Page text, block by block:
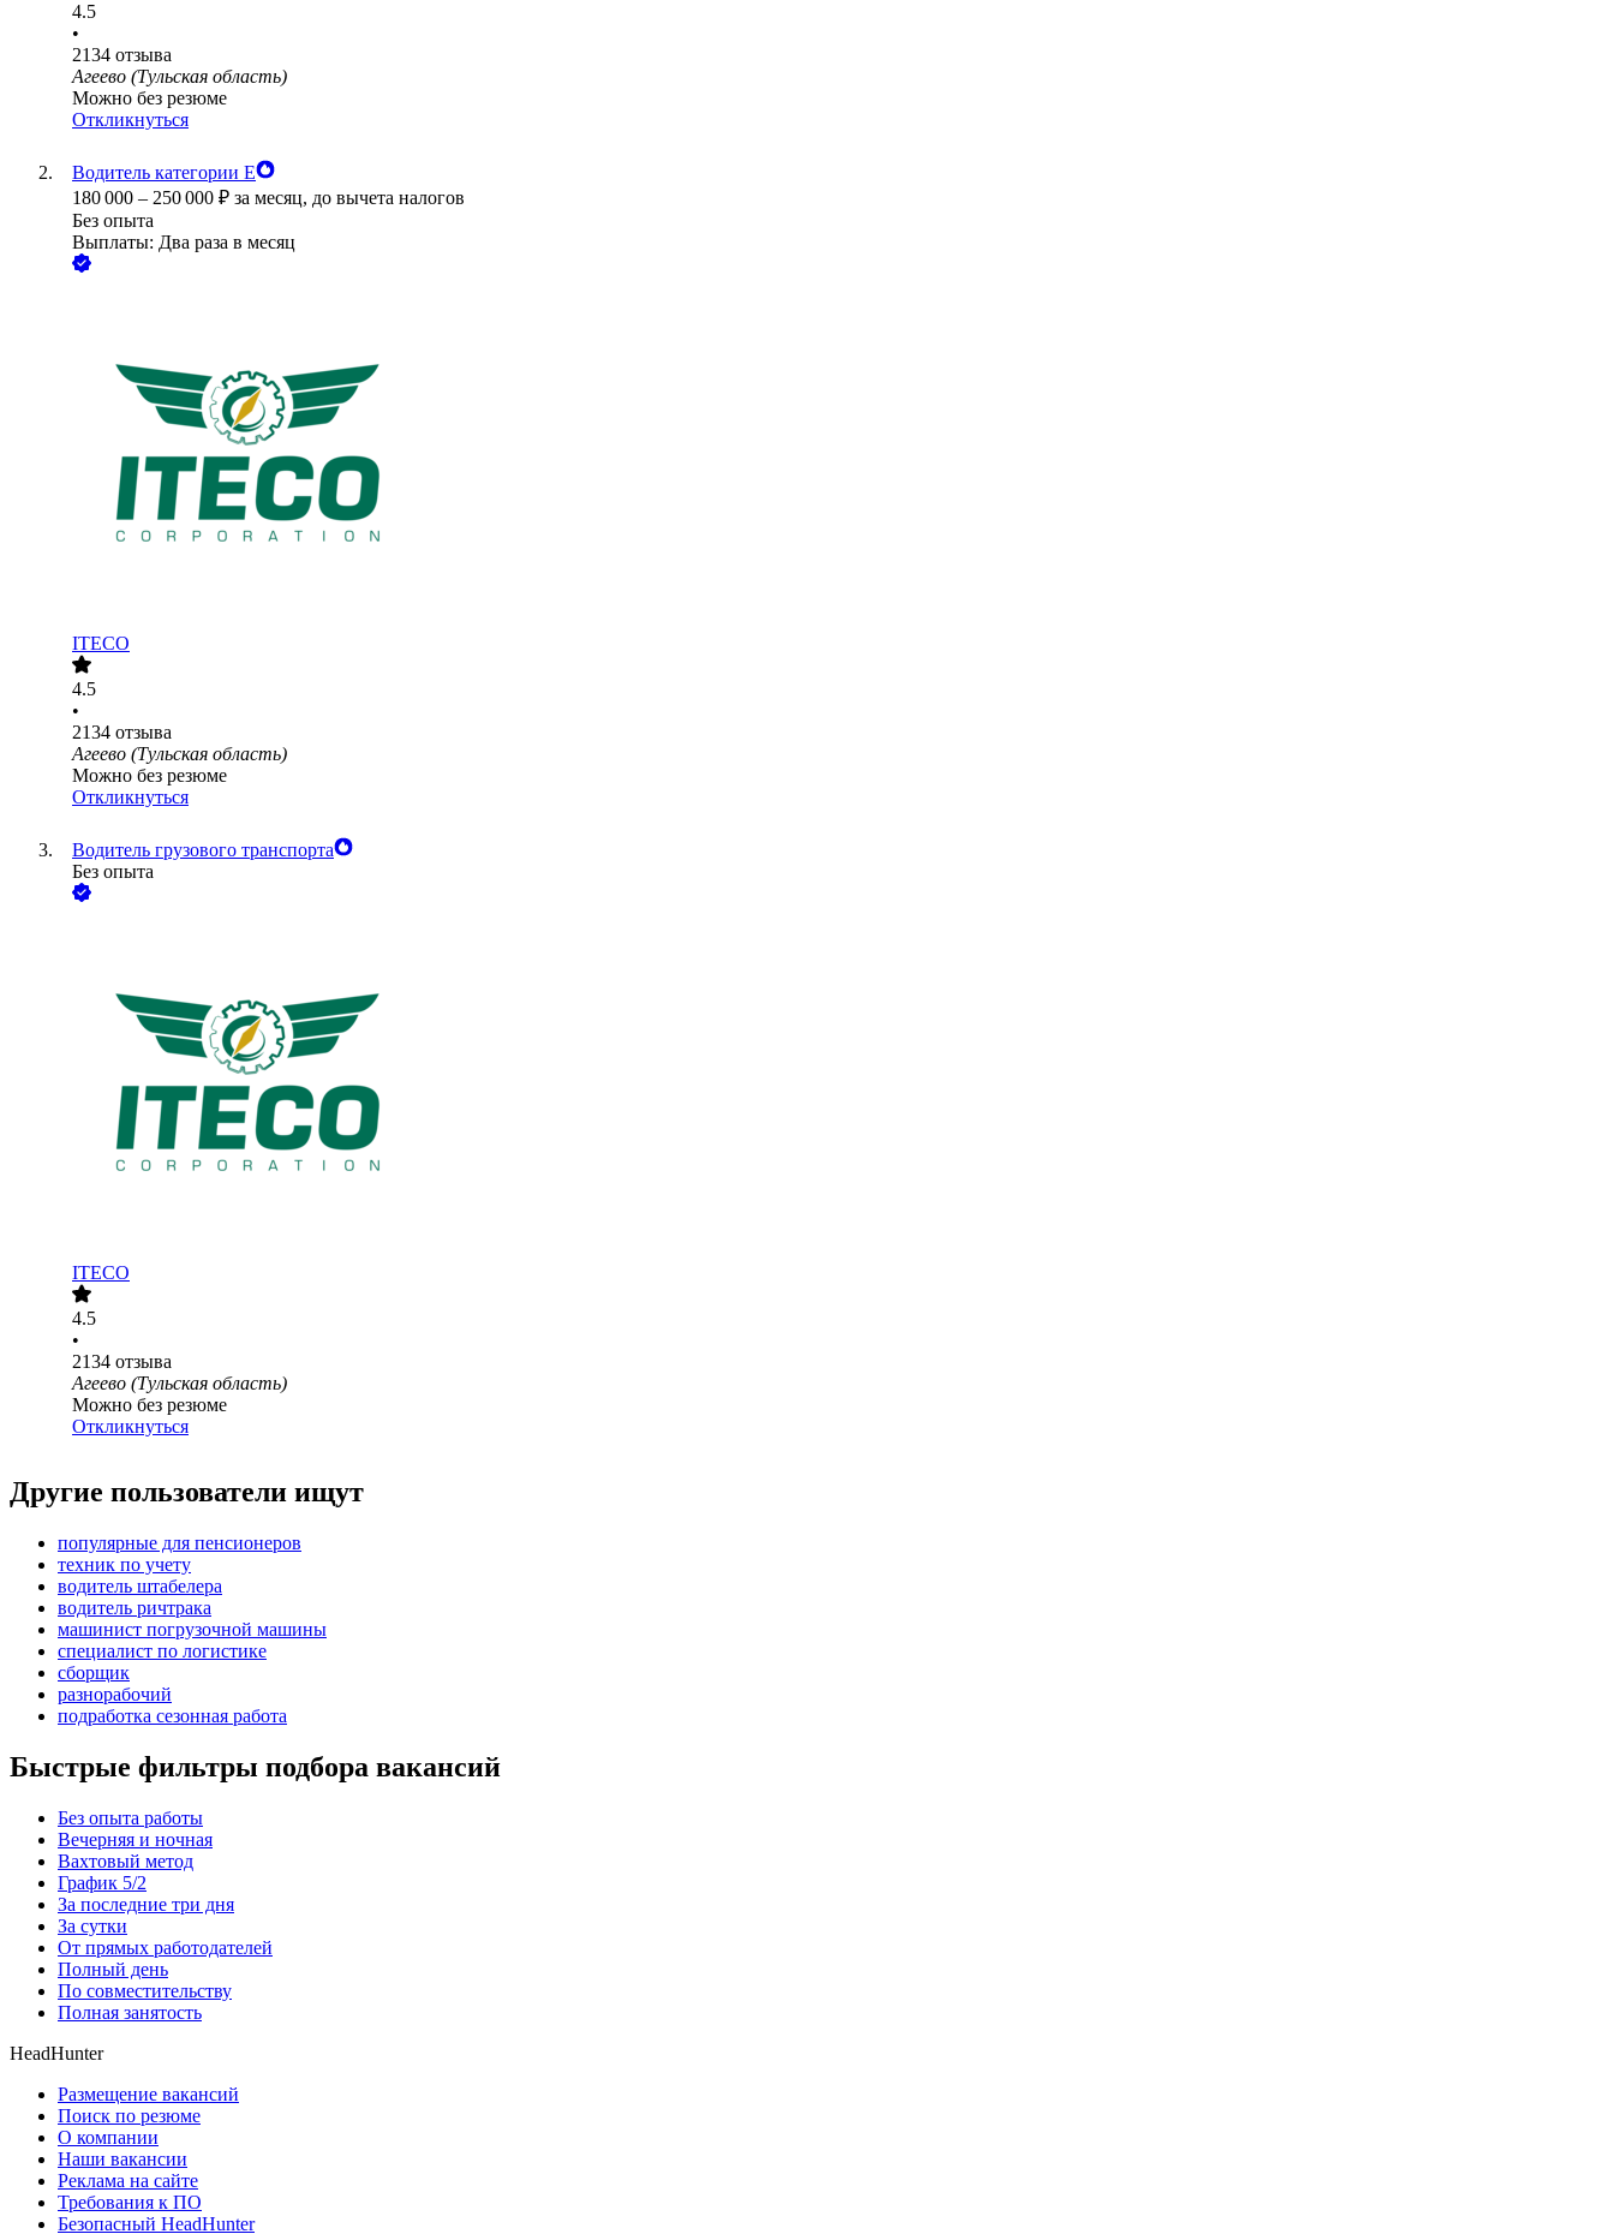
4.5
•
2134 отзыва
Агеево (Тульская область)
Можно без резюме
Откликнуться
Водитель категории Е
180 000 – 250 000 ₽ за месяц, до вычета налогов
Без опыта
Выплаты: Два раза в месяц
ITECO
4.5
•
2134 отзыва
Агеево (Тульская область)
Можно без резюме
Откликнуться
Водитель грузового транспорта
Без опыта
ITECO
4.5
•
2134 отзыва
Агеево (Тульская область)
Можно без резюме
Откликнуться
Другие пользователи ищут
популярные для пенсионеров
техник по учету
водитель штабелера
водитель ричтрака
машинист погрузочной машины
специалист по логистике
сборщик
разнорабочий
подработка сезонная работа
Быстрые фильтры подбора вакансий
Без опыта работы
Вечерняя и ночная
Вахтовый метод
График 5/2
За последние три дня
За сутки
От прямых работодателей
Полный день
По совместительству
Полная занятость
HeadHunter
Размещение вакансий
Поиск по резюме
О компании
Наши вакансии
Реклама на сайте
Требования к ПО
Безопасный HeadHunter